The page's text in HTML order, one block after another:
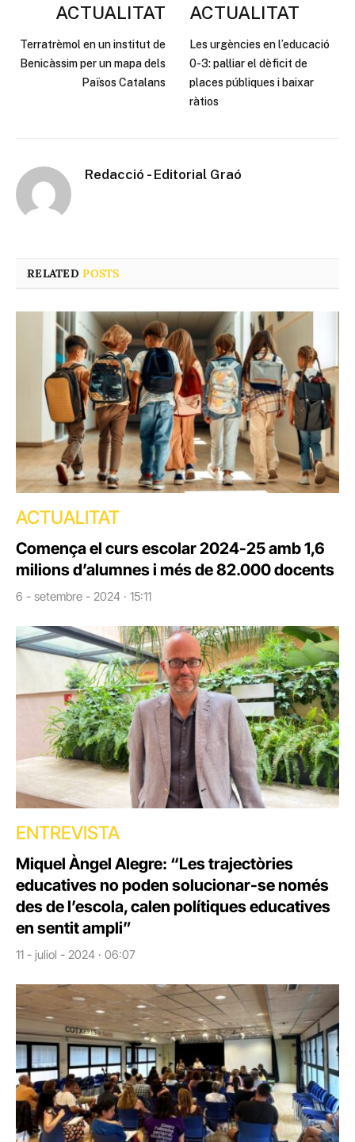
ACTUALITAT
Terratrèmol en un institut de
Benicàssim per un mapa dels
Països Catalans
ACTUALITAT
Les urgències en l’educació
0-3: pal·liar el dèficit de
places públiques i baixar
ràtios
Redacció - Editorial Graó
RELATEDPOSTS
ACTUALITAT
Comença el curs escolar 2024-25 amb 1,6
milions d’alumnes i més de 82.000 docents
6 - setembre - 2024 · 15:11
ENTREVISTA
Miquel Àngel Alegre: “Les trajectòries
educatives no poden solucionar-se només
des de l’escola, calen polítiques educatives
en sentit ampli”
11 - juliol - 2024 · 06:07